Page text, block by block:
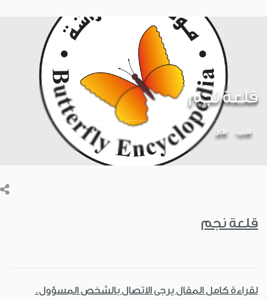
قلعة نجم
الأدب اﻵثار
قلعة نجم
لقراءة كامل المقال يرجى الاتصال بالشخص المسؤول.